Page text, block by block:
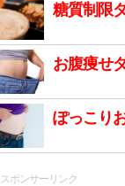
糖質制限
お腹痩せ
ぽっこり
スポンサーリンク